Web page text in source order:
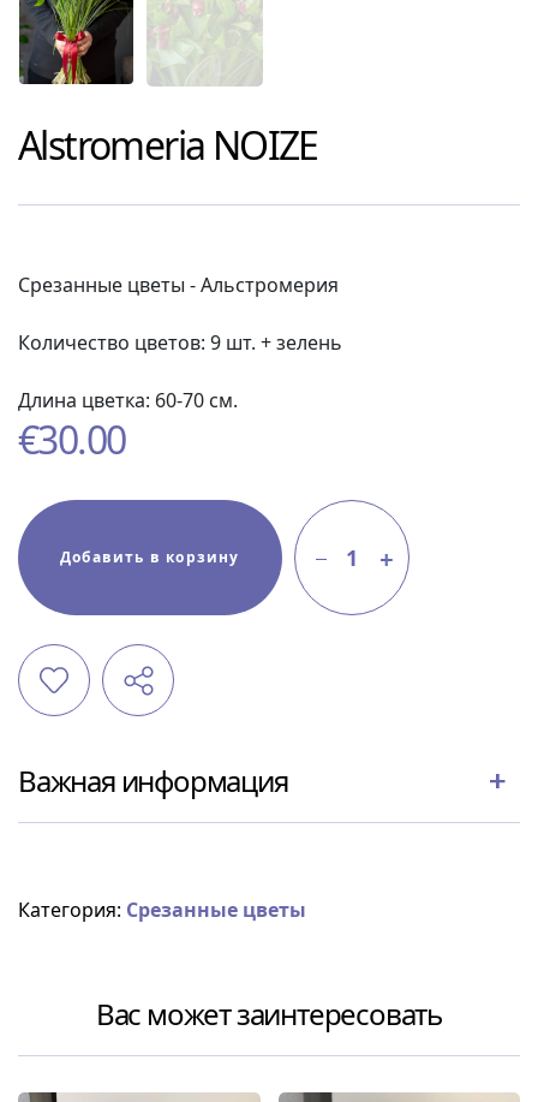
Alstromeria NOIZE
Срезанные цветы - Альстромерия
Количество цветов: 9 шт. + зелень
Длина цветка: 60-70 см.
€30.00
Добавить в корзину 1
Важная информация
Категория: Срезанные цветы
Вас может заинтересовать